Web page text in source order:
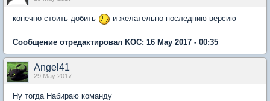
конечно стоить добить и желательно последнию версию
Сообщение отредактировал KOC: 16 May 2017 - 00:35
Angel41
29 May 2017
Ну тогда Набираю команду